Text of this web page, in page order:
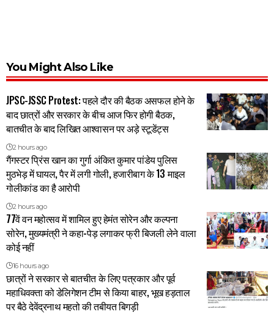
You Might Also Like
JPSC-JSSC Protest: पहले दौर की बैठक असफल होने के
बाद छात्रों और सरकार के बीच आज फिर होगी बैठक,
बातचीत के बाद लिखित आश्वासन पर अड़े स्टूडेंट्स
2 hours ago
गैंगस्टर प्रिंस खान का गुर्गा अंकित कुमार पांडेय पुलिस
मुठभेड़ में घायल, पैर में लगी गोली, हजारीबाग के 13 माइल
गोलीकांड का है आरोपी
2 hours ago
77वें वन महोत्सव में शामिल हुए हेमंत सोरेन और कल्पना
सोरेन, मुख्यमंत्री ने कहा-पेड़ लगाकर फ्री बिजली लेने वाला
कोई नहीं
16 hours ago
छात्रों ने सरकार से बातचीत के लिए पत्रकार और पूर्व
महाधिवक्ता को डेलिगेशन टीम से किया बाहर, भूख हड़ताल
पर बैठे देवेंद्रनाथ महतो की तबीयत बिगड़ी